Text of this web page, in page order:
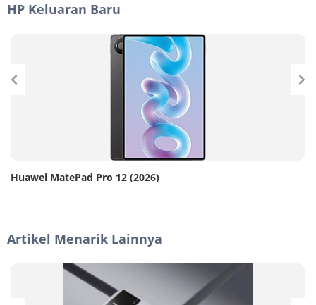
HP Keluaran Baru
Huawei MatePad Pro 12 (2026)
Artikel Menarik Lainnya